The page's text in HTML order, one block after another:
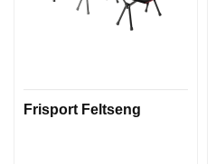
Frisport Feltseng